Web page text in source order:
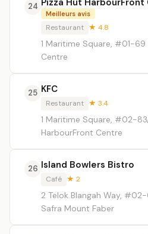
24 Pizza Hut HarbourFront
Meilleurs avis
Restaurant ★ 4.8
1 Maritime Square, #01-69
Centre
25 KFC
Restaurant ★ 3.4
1 Maritime Square, #02-
HarbourFront Centre
26 Island Bowlers Bistro
Café ★ 2
2 Telok Blangah Way,
Safra Mount Faber